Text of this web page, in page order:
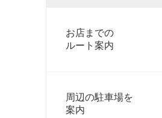
お店までの
ルート案内
周辺の駐車場を
案内